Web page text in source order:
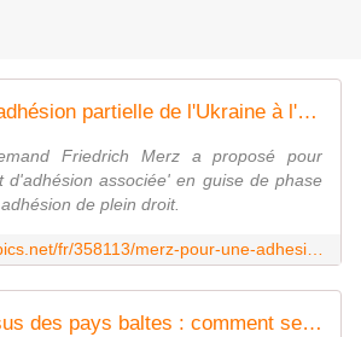
Merz pour une adhésion partielle de l'Ukraine à l'UE
Friedrich Merz a proposé pour
d'adhésion associée' en guise de phase
de plein droit.
Drones au-dessus des pays baltes : comment se protéger ?